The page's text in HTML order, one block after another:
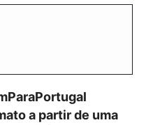
a partir de uma